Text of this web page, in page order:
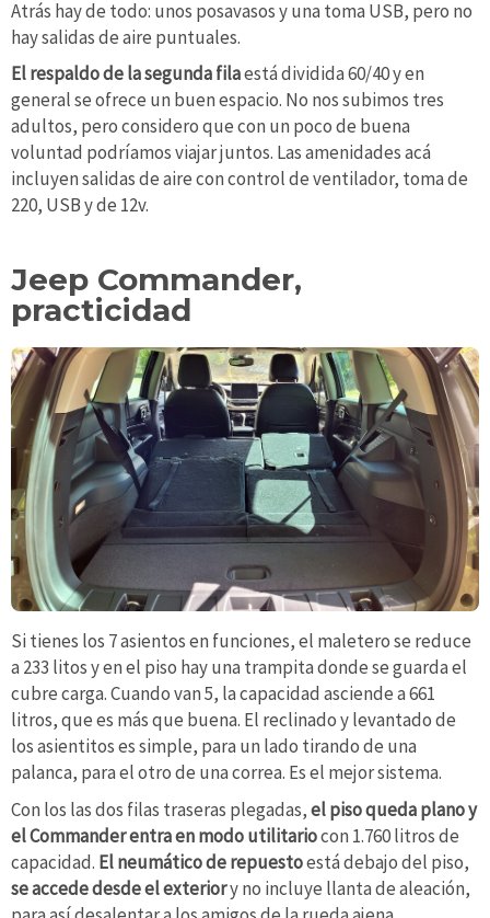
Atrás hay de todo: unos posavasos y una toma USB, pero no
hay salidas de aire puntuales.
El respaldo de la segunda filaestá dividida 60/40 y en
general se ofrece un buen espacio. No nos subimos tres
adultos, pero considero que con un poco de buena
voluntad podríamos viajar juntos. Las amenidades acá
incluyen salidas de aire con control de ventilador, toma de
220, USB y de 12v.
Jeep Commander,
practicidad
Si tienes los 7 asientos en funciones, el maletero se reduce
a 233 litos y en el piso hay una trampita donde se guarda el
cubre carga. Cuando van 5, la capacidad asciende a 661
litros, que es más que buena. El reclinado y levantado de
los asientitos es simple, para un lado tirando de una
palanca, para el otro de una correa. Es el mejor sistema.
Con los las dos filas traseras plegadas,el piso queda plano y
el Commander entra en modo utilitariocon 1.760 litros de
capacidad. El neumático de repuestoestá debajo del piso,
se accede desde el exteriory no incluye llanta de aleación,